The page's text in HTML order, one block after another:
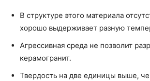
В структуре этого материала
хорошо выдерживает разную
Агрессивная среда не позволит
керамогранит.
Твердость на две единицы выше,